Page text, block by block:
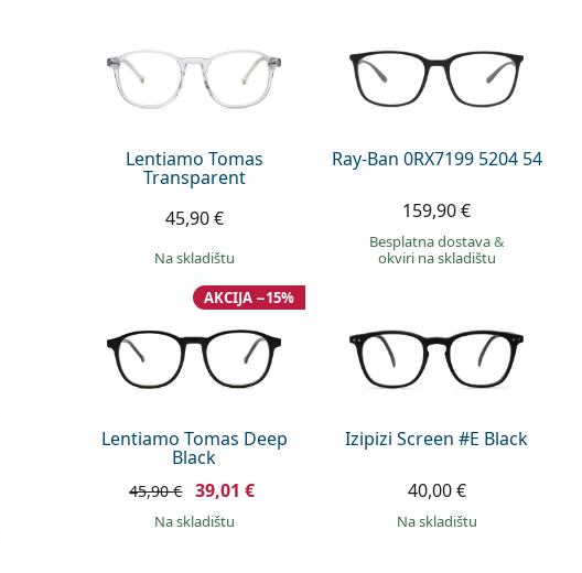
Lentiamo Tomas
Transparent
45,90 €
na skladištu
Ray-Ban 0RX7199 5204 54
159,90 €
Besplatna dostava&
okviri na skladištu
Lentiamo Tomas Deep
Black
AKCIJA −15%
45,90 € 39,01 €
na skladištu
Izipizi Screen #E Black
40,00 €
na skladištu